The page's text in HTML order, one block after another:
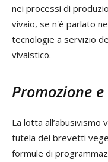
nei processi di
vivaio, se n'è parlato
tecnologie a servizio
vivaistico.
Promozione
La lotta
tutela dei brevetti
formule di